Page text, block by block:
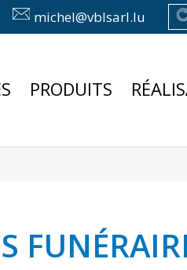
michel@vblsarl.lu
PRODUITS